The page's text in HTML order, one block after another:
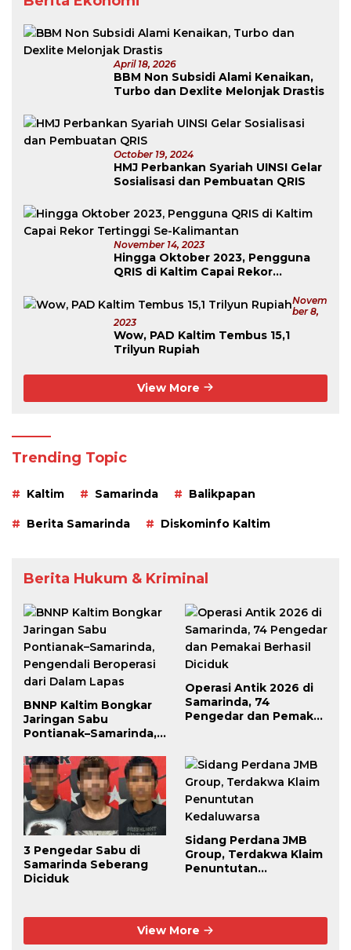
April 18, 2026
BBM Non Subsidi Alami Kenaikan,
Turbo dan Dexlite Melonjak Drastis
October 19, 2024
HMJ Perbankan Syariah UINSI Gelar
Sosialisasi dan Pembuatan QRIS
November 14, 2023
Hingga Oktober 2023, Pengguna
QRIS di Kaltim Capai Rekor
Novem
Ber 8,
2023
Wow, PAD Kaltim Tembus 15,1
Trilyun Rupiah
View More
Trending Topic
Kaltim Samarinda Balikpapan
Berita Samarinda Diskominfo Kaltim
Berita Hukum & Kriminal
BNNP Kaltim Bongkar
Jaringan Sabu
Pontianak–Samarinda,
dari Dalam Lapas
Operasi Antik 2026 di
Samarinda, 74
Pengedar dan Pemakai
3 Pengedar Sabu di
Samarinda Seberang
Diciduk
Sidang Perdana JMB
Group, Terdakwa Klaim
Penuntutan
View More